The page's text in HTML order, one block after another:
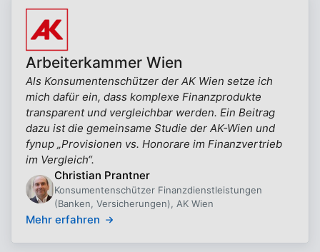
Arbeiterkammer Wien
Als Konsumentenschützer der AK Wien setze ich
mich dafür ein, dass komplexe Finanzprodukte
transparent und vergleichbar werden. Ein Beitrag
dazu ist die gemeinsame Studie der AK-Wien und
fynup „Provisionen vs. Honorare im Finanzvertrieb
im Vergleich“.
Christian Prantner
Konsumentenschützer Finanzdienstleistungen
(Banken, Versicherungen), AK Wien
Mehr erfahren